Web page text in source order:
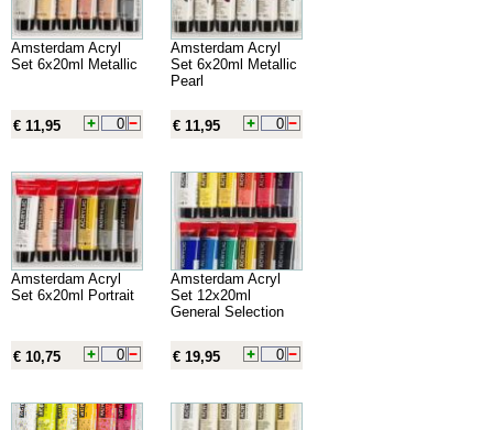
Amsterdam Acryl
Set 6x20ml Metallic
€ 11,95
Amsterdam Acryl
Set 6x20ml Metallic
Pearl
€ 11,95
Amsterdam Acryl
Set 6x20ml Portrait
€ 10,75
Amsterdam Acryl
Set 12x20ml
General Selection
€ 19,95